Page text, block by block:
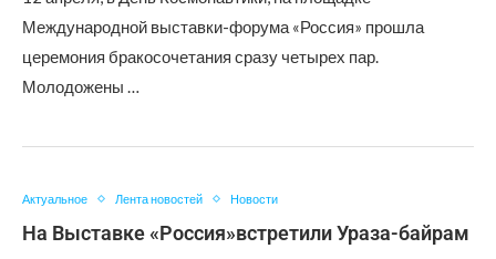
Международной выставки-форума «Россия» прошла
церемония бракосочетания сразу четырех пар.
Молодожены …
Актуальное Лента новостей Новости
На Выставке «Россия»встретили Ураза-байрам